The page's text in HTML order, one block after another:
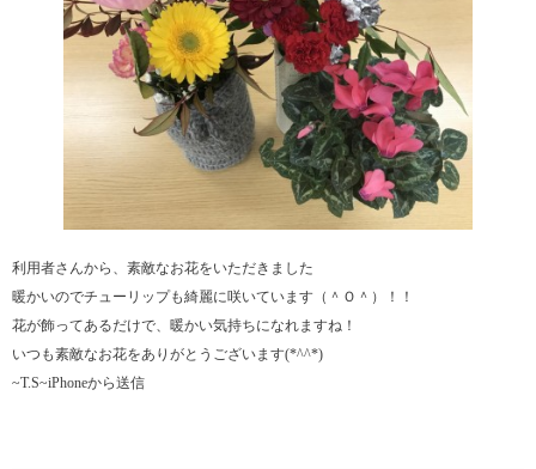
利用者さんから、素敵なお花をいただきました
暖かいのでチューリップも綺麗に咲いています（＾Ｏ＾）！！
花が飾ってあるだけで、暖かい気持ちになれますね！
いつも素敵なお花をありがとうございます(*^^*)
~T.S~iPhoneから送信